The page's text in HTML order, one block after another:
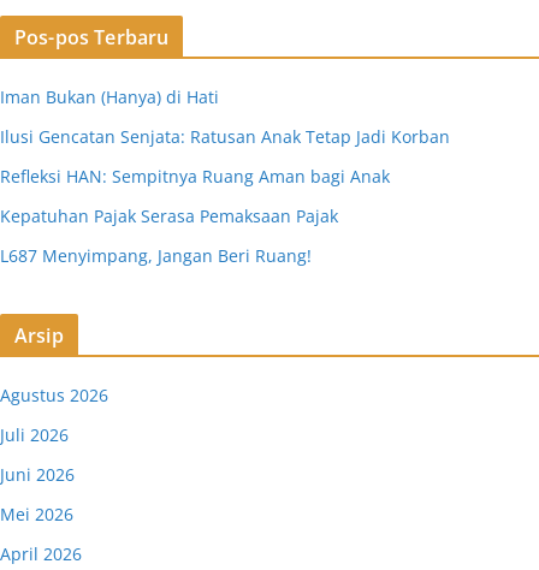
Pos-pos Terbaru
Iman Bukan (Hanya) di Hati
Ilusi Gencatan Senjata: Ratusan Anak Tetap Jadi Korban
Refleksi HAN: Sempitnya Ruang Aman bagi Anak
Kepatuhan Pajak Serasa Pemaksaan Pajak
L687 Menyimpang, Jangan Beri Ruang!
Arsip
Agustus 2026
Juli 2026
Juni 2026
Mei 2026
April 2026